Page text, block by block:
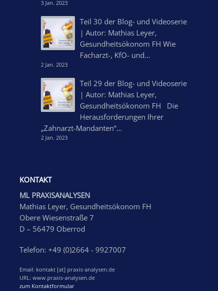
3 Jan. 2023
Teil 30 der Blog- und Videoserie
| Autor: Mathias Leyer,
Gesundheitsökonom FH Wie
Facharzt-, KfO- und…
2 Jan. 2023
Teil 29 der Blog- und Videoserie
| Autor: Mathias Leyer,
Gesundheitsökonom FH Die
Herausforderungen Ihrer
„Zahnarzt-Mandanten“…
2 Jan. 2023
KONTAKT
ML PRAXISANALYSEN
Mathias Leyer, Gesundheitsökonom FH
Obere Wiesenstraße 7
D – 56479 Oberrod
Telefon: +49 (0)2664 - 9927007
Email: kontakt [at] praxis-analysen.de
URL: www.praxis-analysen.de
zum Kontaktformular